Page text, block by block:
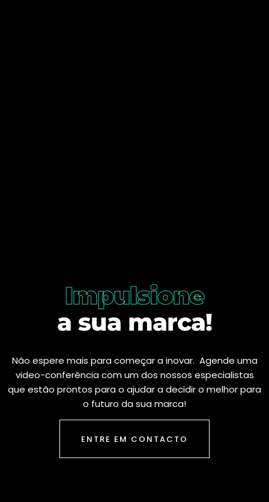
Impulsione
a sua marca!
Não espere mais para começar a inovar. Agende uma
video-conferência com um dos nossos especialistas
que estão prontos para o ajudar a decidir o melhor para
o futuro da sua marca!
ENTRE EM CONTACTO